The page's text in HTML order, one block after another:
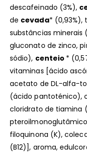
descafeinado (3%),
de cevada* (0,93%),
substâncias
gluconato de zinco,
sódio), centeio *
vitaminas [ácido
acetato de DL-alfa-
(ácido pantoténico),
cloridrato de tiamina
filoquinona (K),
(B12)], aroma,